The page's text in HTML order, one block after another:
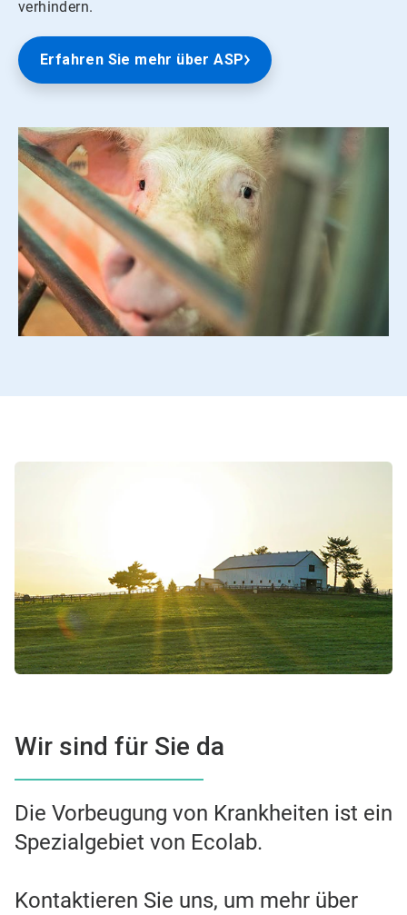
verhindern.​​​​​​​
Erfahren Sie mehr über ASP
Wir sind für Sie da
Die Vorbeugung von Krankheiten ist ein
Spezialgebiet von Ecolab.
Kontaktieren Sie uns, um mehr über